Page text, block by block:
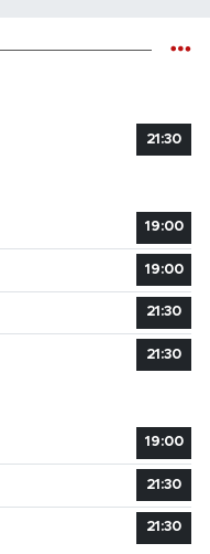
21:30
19:00
19:00
21:30
21:30
19:00
21:30
21:30